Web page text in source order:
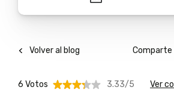
Volver al blog Comparte
6 Votos 3.33/5 Ver